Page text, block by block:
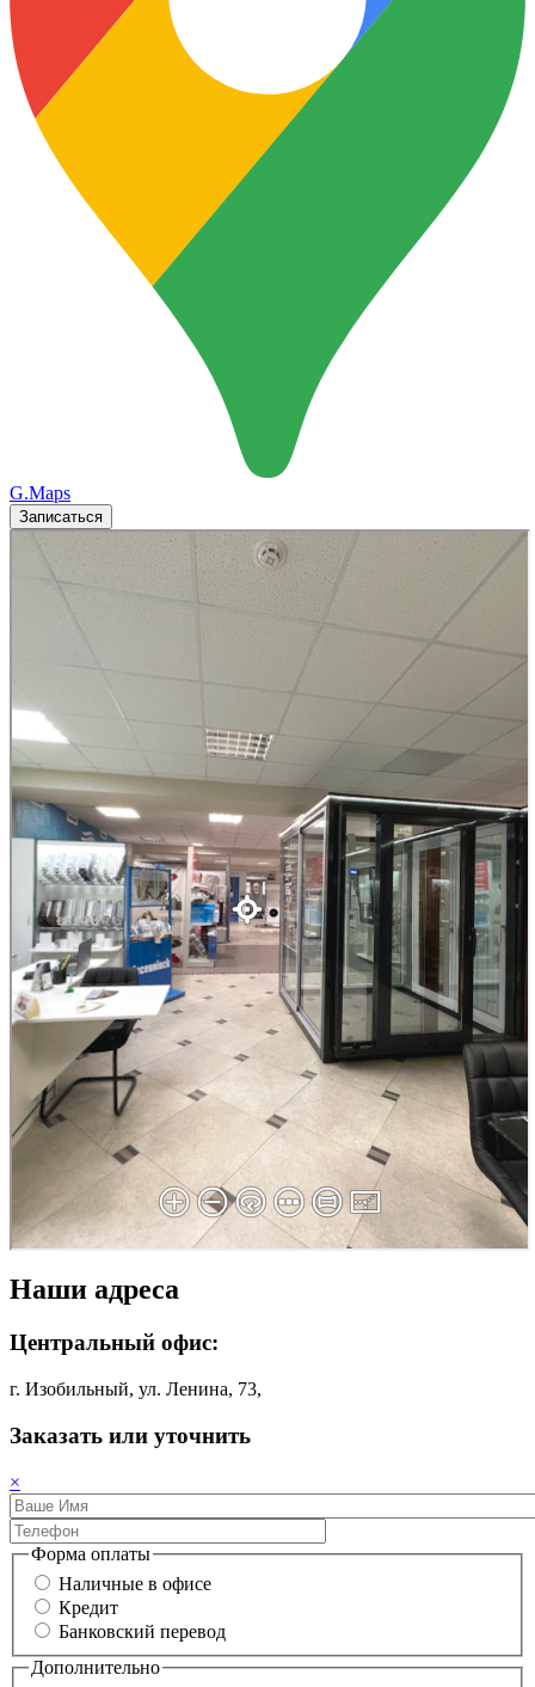
G.Maps
Записаться
Наши адреса
Центральный офис:
г. Изобильный, ул. Ленина, 73,
Заказать или уточнить
×
Форма оплаты
Наличные в офисе
Кредит
Банковский перевод
Дополнительно